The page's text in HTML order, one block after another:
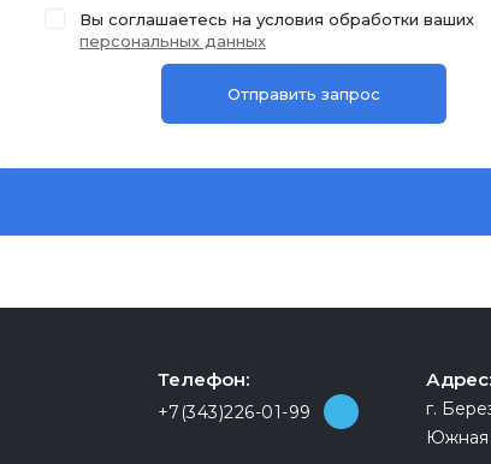
Вы соглашаетесь на условия обработки ваших
персональных данных
Телефон:
+7(343)226-01-99
Адрес:
г.
Южная